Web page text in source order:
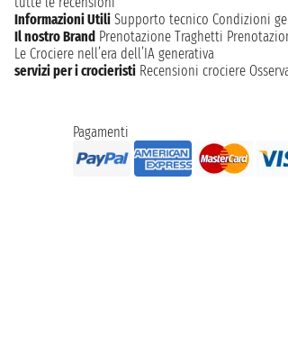
Informazioni Utili Supporto tecnico Condizioni
Il nostro Brand Prenotazione Traghetti
Le Crociere nell’era dell’IA generativa
servizi per i crocieristi Recensioni crociere
Pagamenti